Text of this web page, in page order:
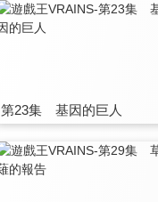
第23集 基因的巨人